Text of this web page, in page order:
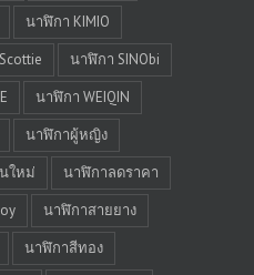
นาฬิกา KIMIO
นาฬิกา SINObi
นาฬิกา WEIQIN
นาฬิกาผู้หญิง
ใหม่
นาฬิกาลดราคา
นาฬิกาสายยาง
นาฬิกาสีทอง